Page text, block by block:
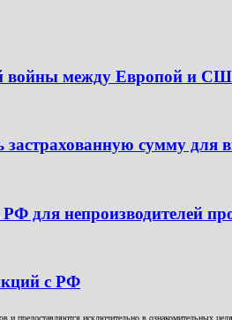
войны между Европой и
застрахованную сумму для
РФ для непроизводителей
с РФ
предоставляются исключительно в ознакомительных